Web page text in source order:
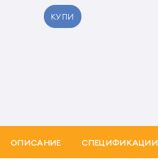
КУПИ
ОПИСАНИЕ СПЕЦИФИКАЦИИ